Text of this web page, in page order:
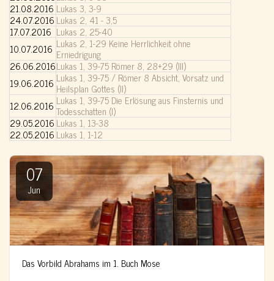
21.08.2016 Lukas 3, 3-9
24.07.2016 Lukas 2, 41 - 3,5
17.07.2016 Lukas 2, 25-40
10.07.2016 Lukas 2, 1-29 Keine Herrlichkeit ohne
Erniedrigung
26.06.2016Lukas 1, 39-75 Römer 8, 28+29 (III)
19.06.2016 Lukas 1, 39-75 / Römer 8 Absicht, Vorsatz und
Heilsplan Gottes (II)
12.06.2016 Lukas 1, 39-75 Die Erlösung aus Finsternis und
Todesschatten (I)
29.05.2016 Lukas 1, 13-38
22.05.2016 Lukas 1, 1-12
07
Jun
Das Vorbild Abrahams im 1. Buch Mose